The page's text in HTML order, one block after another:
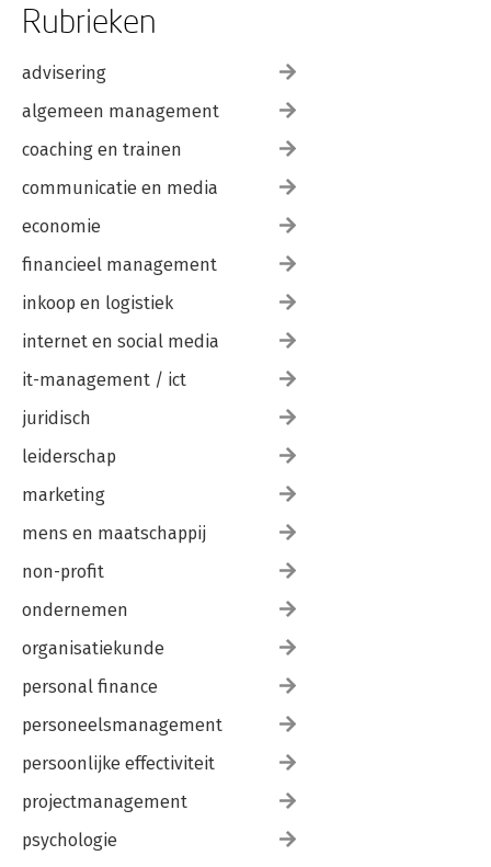
Rubrieken
advisering
algemeen management
coaching en trainen
communicatie en media
economie
financieel management
inkoop en logistiek
internet en social media
it-management / ict
juridisch
leiderschap
marketing
mens en maatschappij
non-profit
ondernemen
organisatiekunde
personal finance
personeelsmanagement
persoonlijke effectiviteit
projectmanagement
psychologie